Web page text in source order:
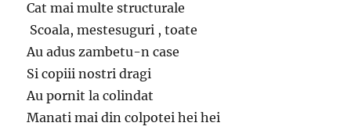
Cat mai multe structurale
Scoala, mestesuguri , toate
Au adus zambetu-n case
Si copiii nostri dragi
Au pornit la colindat
Manati mai din colpotei hei hei